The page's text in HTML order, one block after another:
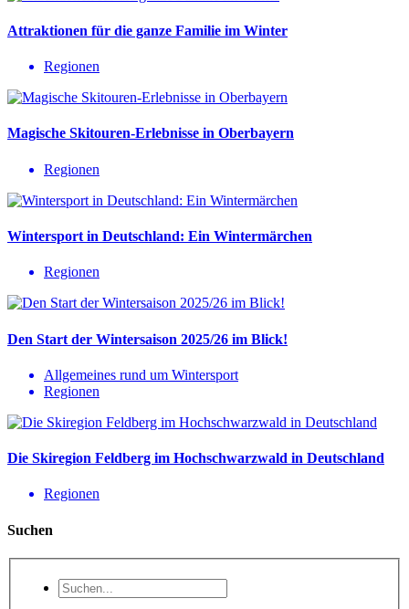
Attraktionen für die ganze Familie im Winter
Regionen
Magische Skitouren-Erlebnisse in Oberbayern
Regionen
Wintersport in Deutschland: Ein Wintermärchen
Regionen
Den Start der Wintersaison 2025/26 im Blick!
Allgemeines rund um Wintersport
Regionen
Die Skiregion Feldberg im Hochschwarzwald in Deutschland
Regionen
Suchen